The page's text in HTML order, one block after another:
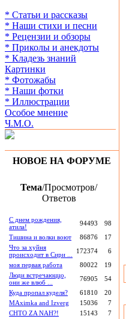
* Статьи и рассказы
* Наши стихи и песни
* Рецензии и обзоры
* Приколы и анекдоты
* Кладезь знаний
Картинки
* Фотожабы
* Наши фотки
* Иллюстрации
Особое мнение
Ч.М.О.
НОВОЕ НА ФОРУМЕ
Тема/Просмотров/
Ответов
С днем рождения,
атила!
94493
98
Тишина и волки воют
86876
17
Что за хуйня
происходит в Сири ...
172374
6
моя первая работа
80022
19
Люди встречаюццо,
они же влюб ...
76905
54
Куда пропал куделя?
61810
20
MAximka and Izverg
15036
7
CHTO ZA NAH?!
15143
7